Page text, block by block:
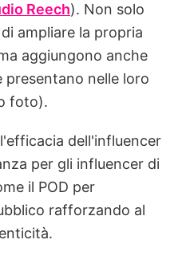
Reech). Non solo
ampliare la propria
aggiungono anche
nelle loro
foto).
dell'influencer
per gli influencer di
il POD per
rafforzando al